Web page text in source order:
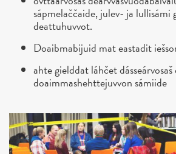
sápmelaččaide, julev- ja lullisámi
deattuhuvvot.
Doaibmabijuid mat eastadit
ahte gielddat láhčet
doaimmashehttejuvvon sámiide